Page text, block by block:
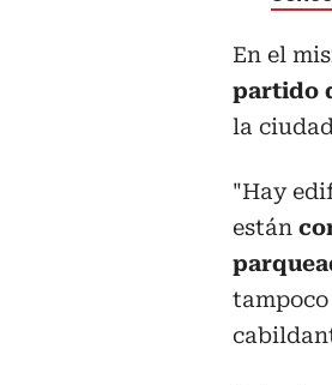
En el
partido
la
"Hay
están